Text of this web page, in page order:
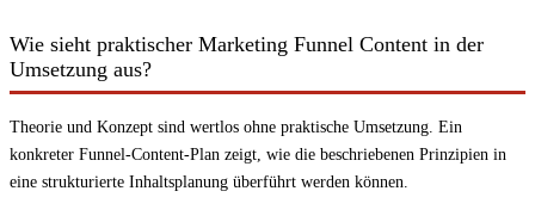
Wie sieht praktischer Marketing Funnel Content in der
Umsetzung aus?
Theorie und Konzept sind wertlos ohne praktische Umsetzung. Ein
konkreter Funnel-Content-Plan zeigt, wie die beschriebenen Prinzipien in
eine strukturierte Inhaltsplanung überführt werden können.